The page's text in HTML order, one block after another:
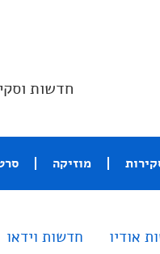
חדשות
מוזיקה
אודיו חדשות וידאו